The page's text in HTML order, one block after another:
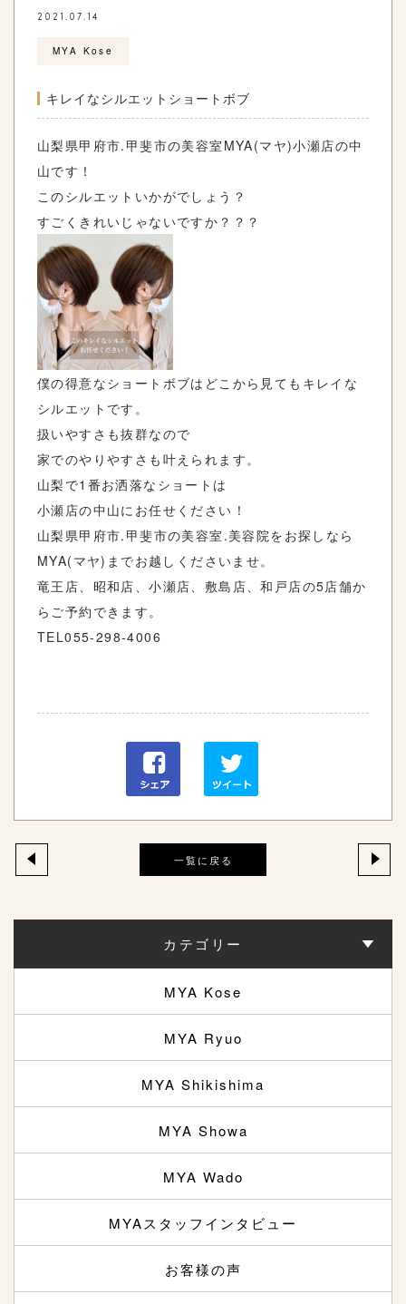
2021.07.14
MYA Kose
キレイなシルエットショートボブ
山梨県甲府市. 甲斐市の美容室 MYA(マヤ)小瀬店の中
山です！
このシルエットいかがでしょう？
すごくきれいじゃないですか？？？
僕の得意なショートボブはどこから見てもキレイな
シルエットです。
扱いやすさも抜群なので
家でのやりやすさも叶えられます。
山梨で1番お洒落なショートは
小瀬店の中山にお任せください！
山梨県甲府市. 甲斐市の美容室 .美容院をお探しなら
MYA( マヤ) までお越しくださいませ。
竜王店、昭和店、小瀬店、敷島店、和戸店の5店舗か
らご予約できます。
TEL055-298-4006
一覧に戻る
カテゴリー
MYA Kose
MYA Ryuo
MYA Shikishima
MYA Showa
MYA Wado
MYAスタッフインタビュー
お客様の声